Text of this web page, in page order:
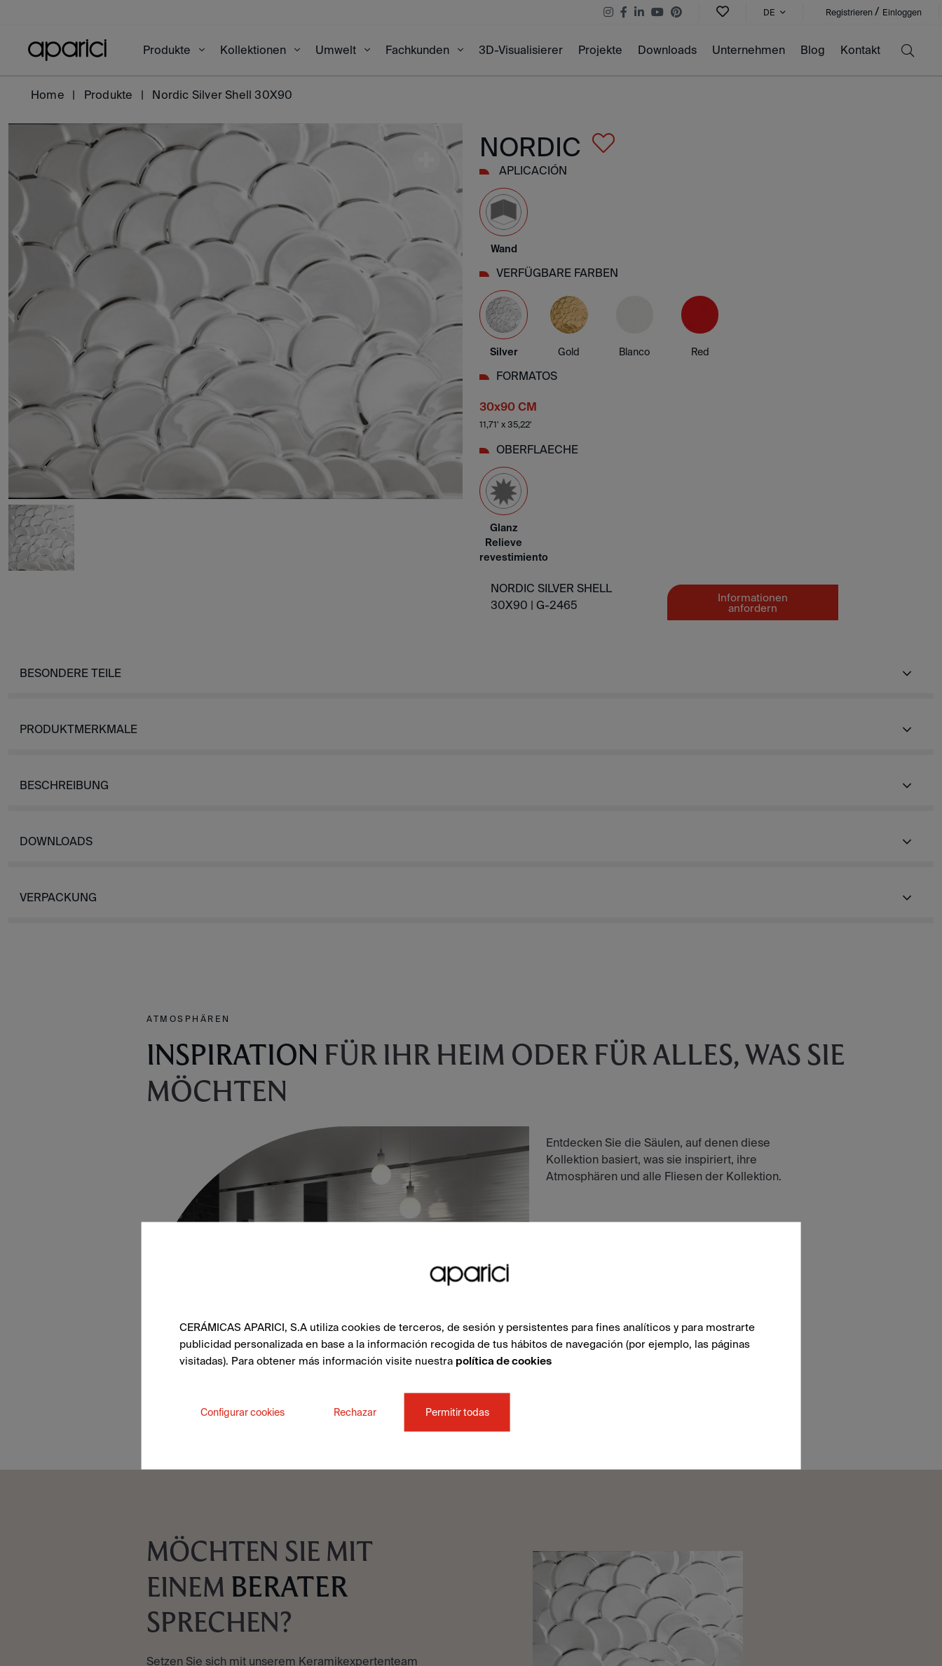
DE Registrieren / Einloggen
Produkte Kollektionen Umwelt Fachkunden 3D-Visualisierer Projekte Downloads Unternehmen Blog Kontakt
Home Produkte Nordic Silver Shell 30X90
NORDIC
APLICACIÓN
Wand
VERFÜGBARE FARBEN
Silver Gold Blanco Red
FORMATOS
30x90 CM
11,71' x 35,22'
OBERFLAECHE
Glanz
Relieve
revestimiento
NORDIC SILVER SHELL
30X90 | G-2465
Informationen
anfordern
BESONDERE TEILE
PRODUKTMERKMALE
BESCHREIBUNG
DOWNLOADS
VERPACKUNG
ATMOSPHÄREN
INSPIRATION FÜR IHR HEIM ODER FÜR ALLES, WAS SIE
MÖCHTEN
Entdecken Sie die Säulen, auf denen diese
Kollektion basiert, was sie inspiriert, ihre
Atmosphären und alle Fliesen der Kollektion.
MÖCHTEN SIE MIT
EINEM BERATER
SPRECHEN?
Setzen Sie sich mit unserem Keramikexpertenteam
CERÁMICAS APARICI, S.A utiliza cookies de terceros, de sesión y persistentes para fines analíticos y para mostrarte
publicidad personalizada en base a la información recogida de tus hábitos de navegación (por ejemplo, las páginas
visitadas). Para obtener más información visite nuestra política de cookies
Configurar cookies Rechazar Permitir todas